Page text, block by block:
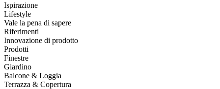
Ispirazione
Lifestyle
Vale la pena di sapere
Riferimenti
Innovazione di prodotto
Prodotti
Finestre
Giardino
Balcone & Loggia
Terrazza & Copertura